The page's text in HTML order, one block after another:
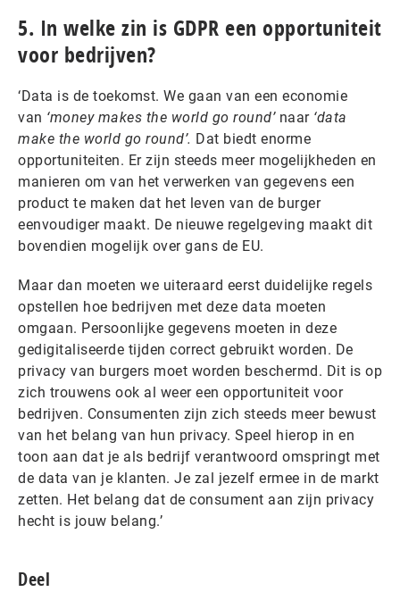
5. In welke zin is GDPR een opportuniteit
voor bedrijven?
‘Data is de toekomst. We gaan van een economie
van ‘money makes the world go round’naar ‘data
make the world go round’. Dat biedt enorme
opportuniteiten. Er zijn steeds meer mogelijkheden en
manieren om van het verwerken van gegevens een
product te maken dat het leven van de burger
eenvoudiger maakt. De nieuwe regelgeving maakt dit
bovendien mogelijk over gans de EU.
Maar dan moeten we uiteraard eerst duidelijke regels
opstellen hoe bedrijven met deze data moeten
omgaan. Persoonlijke gegevens moeten in deze
gedigitaliseerde tijden correct gebruikt worden. De
privacy van burgers moet worden beschermd. Dit is op
zich trouwens ook al weer een opportuniteit voor
bedrijven. Consumenten zijn zich steeds meer bewust
van het belang van hun privacy. Speel hierop in en
toon aan dat je als bedrijf verantwoord omspringt met
de data van je klanten. Je zal jezelf ermee in de markt
zetten. Het belang dat de consument aan zijn privacy
hecht is jouw belang.’
Deel